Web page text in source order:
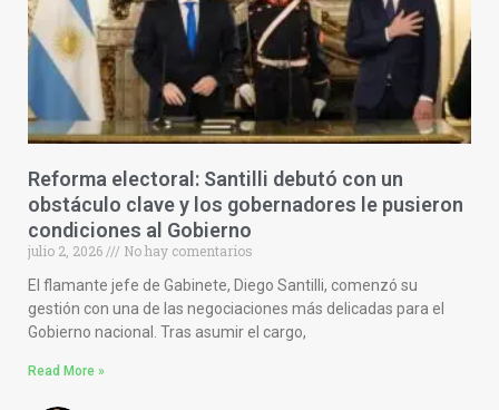
Reforma electoral: Santilli debutó con un
obstáculo clave y los gobernadores le pusieron
condiciones al Gobierno
julio 2, 2026
No hay comentarios
El flamante jefe de Gabinete, Diego Santilli, comenzó su
gestión con una de las negociaciones más delicadas para el
Gobierno nacional. Tras asumir el cargo,
Read More »